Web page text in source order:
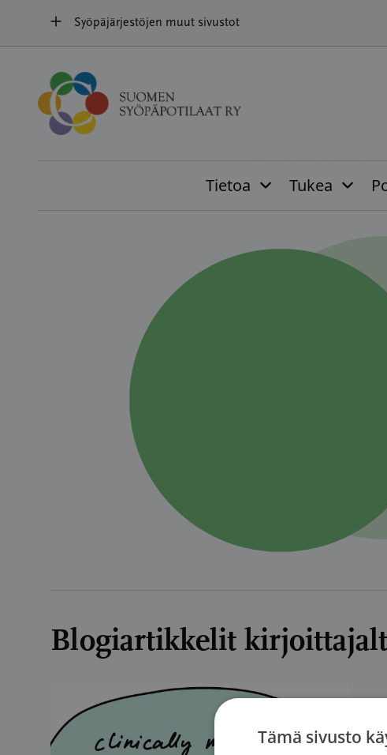
sisältöön
Syöpäjärjestöjen muut sivustot
Tietoa Tukea
Blogiartikkelit
Tämä sivusto